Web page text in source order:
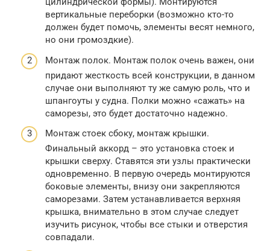
вертикальные переборки (возможно кто-то
должен будет помочь, элементы весят немного,
но они громоздкие).
Монтаж полок. Монтаж полок очень важен, они
придают жесткость всей конструкции, в данном
случае они выполняют ту же самую роль, что и
шпангоуты у судна. Полки можно «сажать» на
саморезы, это будет достаточно надежно.
Монтаж стоек сбоку, монтаж крышки.
Финальный аккорд – это установка стоек и
крышки сверху. Ставятся эти узлы практически
одновременно. В первую очередь монтируются
боковые элементы, внизу они закрепляются
саморезами. Затем устанавливается верхняя
крышка, внимательно в этом случае следует
изучить рисунок, чтобы все стыки и отверстия
совпадали.